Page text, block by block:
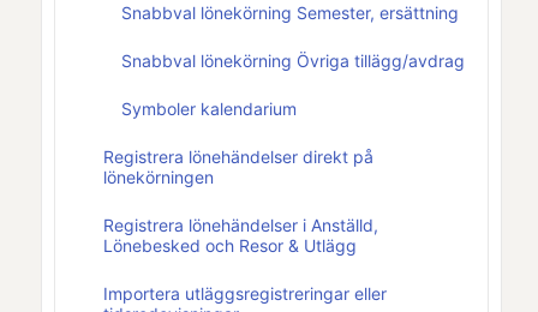
Snabbval lönekörning Semester, ersättning
Snabbval lönekörning Övriga tillägg/avdrag
Symboler kalendarium
Registrera lönehändelser direkt på
lönekörningen
Registrera lönehändelser i Anställd,
Lönebesked och Resor & Utlägg
Importera utläggsregistreringar eller